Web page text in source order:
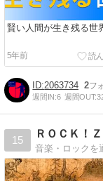
賢い人間が生き残る世
5年前
2063734 2
週間IN:6 週間OUT:
15
ＲＯＣＫ！